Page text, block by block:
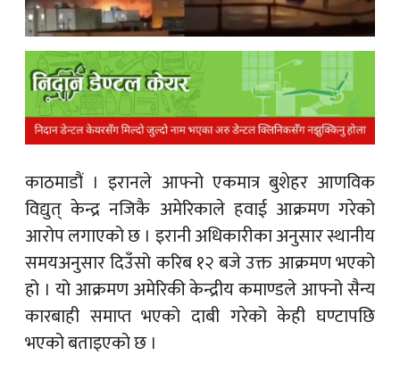
काठमाडौं । इरानले आफ्नो एकमात्र बुशेहर आणविक
विद्युत् केन्द्र नजिकै अमेरिकाले हवाई आक्रमण गरेको
आरोप लगाएको छ । इरानी अधिकारीका अनुसार स्थानीय
समयअनुसार दिउँसो करिब १२ बजे उक्त आक्रमण भएको
हो । यो आक्रमण अमेरिकी केन्द्रीय कमाण्डले आफ्नो सैन्य
कारबाही समाप्त भएको दाबी गरेको केही घण्टापछि
भएको बताइएको छ ।